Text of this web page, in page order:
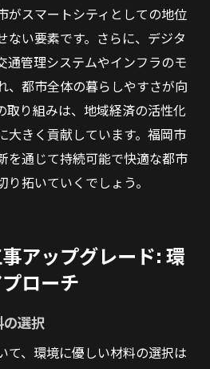
がスマートシティとしての地位
ない要素です。さらに、デジタ
通管理システムやインフラのモ
、都市全体の暮らしやすさが向
取り組みは、地域経済の活性化
大きく貢献しています。福岡市
を通じて持続可能で快適な都市
拓いていくでしょう。
アップグレード: 環
ローチ
選択
て、環境に優しい材料の選択は